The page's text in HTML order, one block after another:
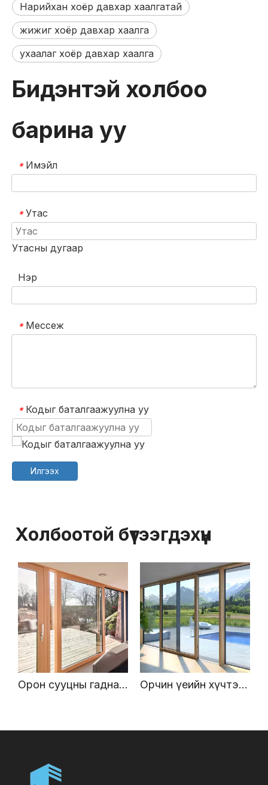
Нарийхан хоёр давхар хаалгатай
жижиг хоёр давхар хаалга
ухаалаг хоёр давхар хаалга
Бидэнтэй холбоо
барина уу
* Имэйл
* Утас
Утасны дугаар
Нэр
* Мессеж
* Кодыг баталгаажуулна уу
Илгээх
Холбоотой бүтээгдэхүүн
Өндөр чанарын Америк NFRC гэрчилгээтэй хөнгөн цагаан бүрээстэй модон нугастай хаалганы үнэ Орон сууцны гадна дулаалгатай өндөр чанартай хөнгөн цагаан бүрээстэй модон өргөгч гүйдэг хаалга